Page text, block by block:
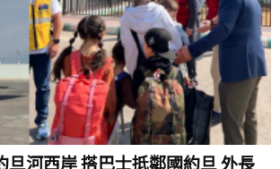
旦河西岸 搭巴士抵鄰國約旦 外長